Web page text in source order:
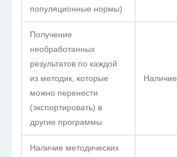
популяционные нормы)
Получение
необработанных
результатов по каждой
из методик, которые
можно перенести
(экспортировать) в
другие программы
Наличие
Наличие методических